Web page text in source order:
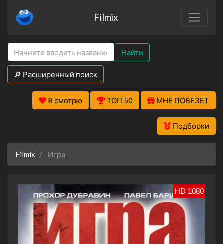
Filmix
Найти
🔎 Расширенный поиск
Я смотрю ТОП 50 МНЕ ПОВЕЗЕТ
Подборки
Filmix Игра
HD 1080